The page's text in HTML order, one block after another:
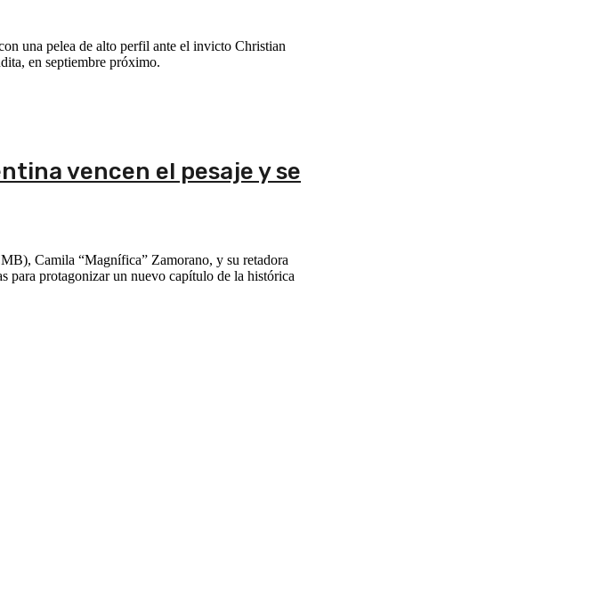
una pelea de alto perfil ante el invicto Christian
en septiembre próximo.
vencen el pesaje y se
Camila “Magnífica” Zamorano, y su retadora
para protagonizar un nuevo capítulo de la histórica